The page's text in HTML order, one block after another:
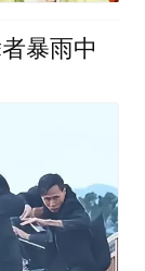
暴雨中